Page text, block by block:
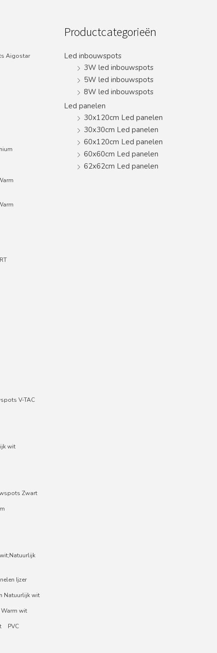
Aigostar
V-TAC
wit
Zwart
Ijzer
Natuurlijk wit
Warm wit
PVC
Productcategorieën
Led inbouwspots
3W led inbouwspots
5W led inbouwspots
8W led inbouwspots
Led panelen
30x120cm Led panelen
30x30cm Led panelen
60x120cm Led panelen
60x60cm Led panelen
62x62cm Led panelen